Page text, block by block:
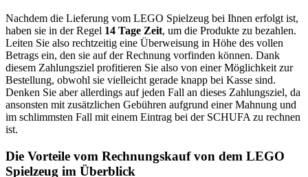
Nachdem die Lieferung vom LEGO Spielzeug bei Ihnen erfolgt ist,
haben sie in der Regel 14 Tage Zeit, um die Produkte zu bezahlen.
Leiten Sie also rechtzeitig eine Überweisung in Höhe des vollen
Betrags ein, den sie auf der Rechnung vorfinden können. Dank
diesem Zahlungsziel profitieren Sie also von einer Möglichkeit zur
Bestellung, obwohl sie vielleicht gerade knapp bei Kasse sind.
Denken Sie aber allerdings auf jeden Fall an dieses Zahlungsziel, da
ansonsten mit zusätzlichen Gebühren aufgrund einer Mahnung und
im schlimmsten Fall mit einem Eintrag bei der SCHUFA zu rechnen
ist.
Die Vorteile vom Rechnungskauf von dem LEGO
Spielzeug im Überblick